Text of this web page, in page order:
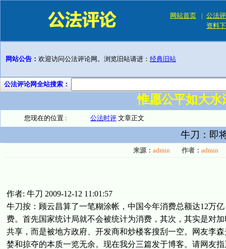
网站首页 | 公法
资料
网站公告： 欢迎访问公法评论网。浏览旧站请进： 经典旧站
公法评论网全站搜索：
惟愿公平如大
您现在的位置 : 公法时评 文章正文
牛刀：即
来源： admin 作者： admin
作者: 牛刀 2009-12-12 11:01:57
牛刀按：顾云昌算了一笔糊涂帐，中国今年消费总额达12万
费。首先国家统计局就不会被统计为消费，其次，其实是对
共享，而是被地方政府、开发商和炒楼客搜刮一空。网友李
婪和掠夺的本质一览无余。现在我分三篇发于博客。请网友指